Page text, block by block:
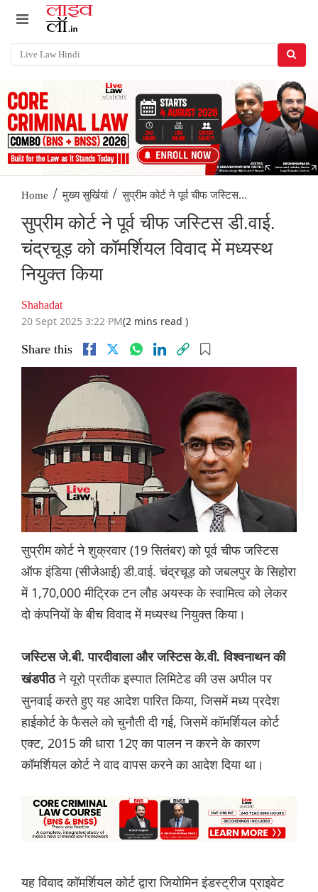
Home / मुख्य सुर्खियां / सुप्रीम कोर्ट ने पूर्व चीफ जस्टिस...
सुप्रीम कोर्ट ने पूर्व चीफ जस्टिस डी.वाई.
चंद्रचूड़ को कॉमर्शियल विवाद में मध्यस्थ
नियुक्त किया
Shahadat
20 Sept 2025 3:22 PM(2 mins read )
Share this
सुप्रीम कोर्ट ने शुक्रवार (19 सितंबर) को पूर्व चीफ जस्टिस
ऑफ इंडिया (सीजेआई) डी.वाई. चंद्रचूड़ को जबलपुर के सिहोरा
में 1,70,000 मीट्रिक टन लौह अयस्क के स्वामित्व को लेकर
दो कंपनियों के बीच विवाद में मध्यस्थ नियुक्त किया।
जस्टिस जे.बी. पारदीवाला और जस्टिस के.वी. विश्वनाथन की
खंडपीठने यूरो प्रतीक इस्पात लिमिटेड की उस अपील पर
सुनवाई करते हुए यह आदेश पारित किया, जिसमें मध्य प्रदेश
हाईकोर्ट के फैसले को चुनौती दी गई, जिसमें कॉमर्शियल कोर्ट
एक्ट, 2015 की धारा 12ए का पालन न करने के कारण
कॉमर्शियल कोर्ट ने वाद वापस करने का आदेश दिया था।
यह विवाद कॉमर्शियल कोर्ट द्वारा जियोमिन इंडस्ट्रीज प्राइवेट